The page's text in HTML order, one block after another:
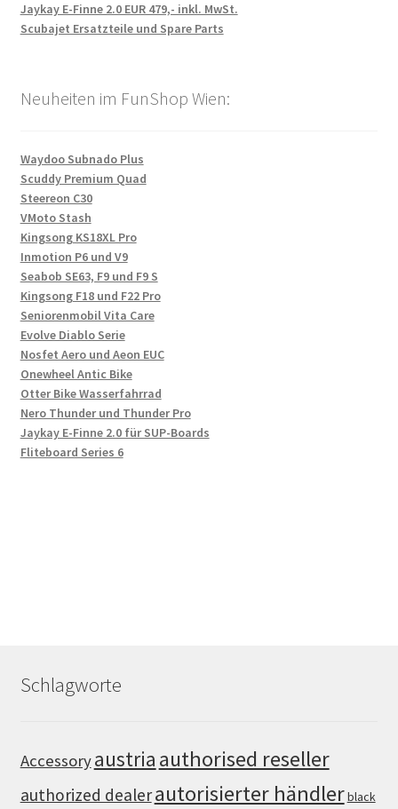
Jaykay E-Finne 2.0 EUR 479,- inkl. MwSt.
Scubajet Ersatzteile und Spare Parts
Neuheiten im FunShop Wien:
Waydoo Subnado Plus
Scuddy Premium Quad
Steereon C30
VMoto Stash
Kingsong KS18XL Pro
Inmotion P6 und V9
Seabob SE63, F9 und F9 S
Kingsong F18 und F22 Pro
Seniorenmobil Vita Care
Evolve Diablo Serie
Nosfet Aero und Aeon EUC
Onewheel Antic Bike
Otter Bike Wasserfahrrad
Nero Thunder und Thunder Pro
Jaykay E-Finne 2.0 für SUP-Boards
Fliteboard Series 6
Schlagworte
Accessoryaustria authorised reseller
authorized dealerautorisierter händlerblack